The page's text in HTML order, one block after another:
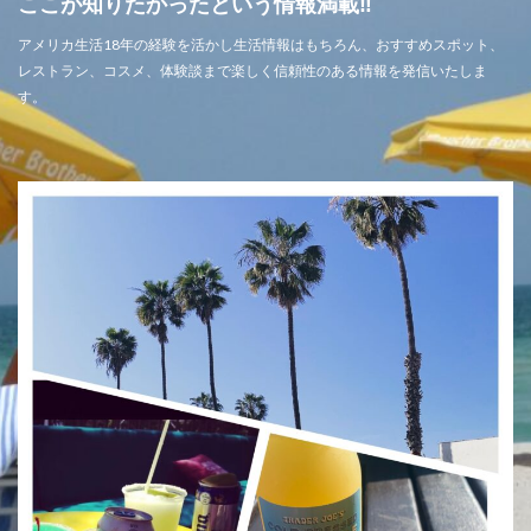
アメリカ生活18年の経験を活かし生活情報はもちろん、おすすめスポット、
レストラン、コスメ、体験談まで楽しく信頼性のある情報を発信いたしま
す。